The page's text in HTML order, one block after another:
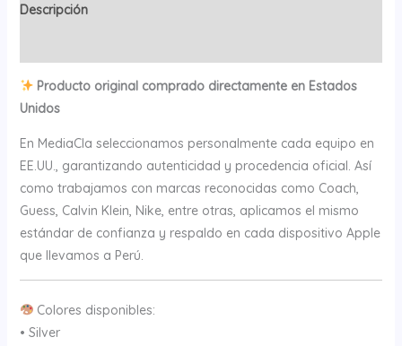
Descripción
Producto original comprado directamente en Estados
Unidos
En MediaCla seleccionamos personalmente cada equipo en
EE.UU., garantizando autenticidad y procedencia oficial. Así
como trabajamos con marcas reconocidas como Coach,
Guess, Calvin Klein, Nike, entre otras, aplicamos el mismo
estándar de confianza y respaldo en cada dispositivo Apple
que llevamos a Perú.
Colores disponibles:
• Silver